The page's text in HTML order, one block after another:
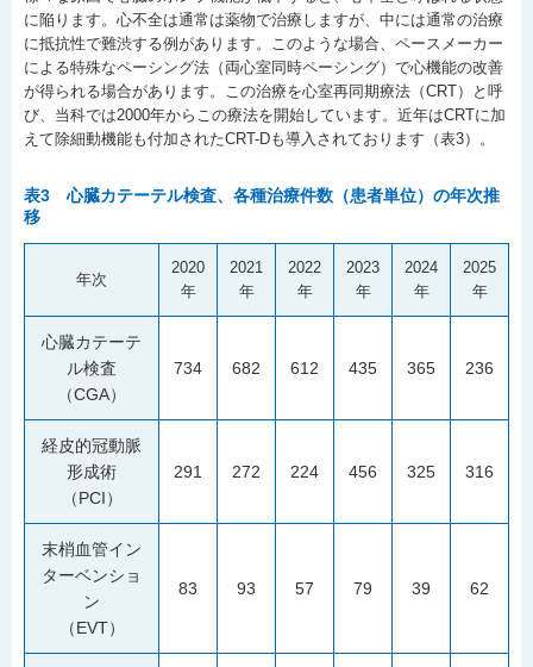
に陥ります。心不全は通常は薬物で治療しますが、中には通常の治療
に抵抗性で難渋する例があります。このような場合、ペースメーカー
による特殊なペーシング法（両心室同時ペーシング）で心機能の改善
が得られる場合があります。この治療を心室再同期療法（CRT）と呼
び、当科では2000年からこの療法を開始しています。近年はCRTに加
えて除細動機能も付加されたCRT-Dも導入されております（表3）。
表3 心臓カテーテル検査、各種治療件数（患者単位）の年次推
移
年次
2020
年
2021
年
2022
年
2023
年
2024
年
2025
年
心臓カテーテ
ル検査
（CGA）
734 682 612 435 365 236
経皮的冠動脈
形成術
（PCI）
291 272 224 456 325 316
末梢血管イン
ターベンショ
ン
（EVT）
83 93 57 79 39 62